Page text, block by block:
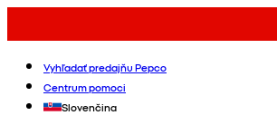
Vyhľadať predajňu Pepco
Centrum pomoci
Slovenčina